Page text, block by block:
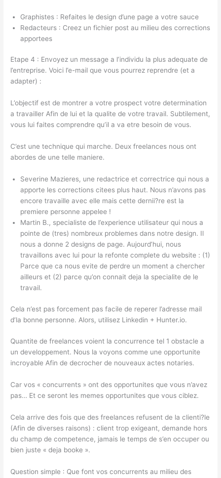
Graphistes : Refaites le design d’une page a votre sauce
Redacteurs : Creez un fichier post au milieu des corrections
apportees
Etape 4 : Envoyez un message a l’individu la plus adequate de
l’entreprise. Voici l’e-mail que vous pourrez reprendre (et a
adapter) :
L’objectif est de montrer a votre prospect votre determination
a travailler Afin de lui et la qualite de votre travail. Subtilement,
vous lui faites comprendre qu’il a va etre besoin de vous.
C’est une technique qui marche. Deux freelances nous ont
abordes de une telle maniere.
Severine Mazieres, une redactrice et correctrice qui nous a
apporte les corrections citees plus haut. Nous n’avons pas
encore travaille avec elle mais cette dernii?re est la
premiere personne appelee !
Martin B., specialiste de l’experience utilisateur qui nous a
pointe de (tres) nombreux problemes dans notre design. Il
nous a donne 2 designs de page. Aujourd’hui, nous
travaillons avec lui pour la refonte complete du website : (1)
Parce que ca nous evite de perdre un moment a chercher
ailleurs et (2) parce qu’on connait deja la specialite de le
travail.
Cela n’est pas forcement pas facile de reperer l’adresse mail
d’la bonne personne. Alors, utilisez Linkedin + Hunter.io.
Quantite de freelances voient la concurrence tel 1 obstacle a
un developpement. Nous la voyons comme une opportunite
incroyable Afin de decrocher de nouveaux actes notaries.
Car vos « concurrents » ont des opportunites que vous n’avez
pas… Et ce seront les memes opportunites que vous ciblez.
Cela arrive des fois que des freelances refusent de la clienti?le
(Afin de diverses raisons) : client trop exigeant, demande hors
du champ de competence, jamais le temps de s’en occuper ou
bien juste « deja booke ».
Question simple : Que font vos concurrents au milieu des